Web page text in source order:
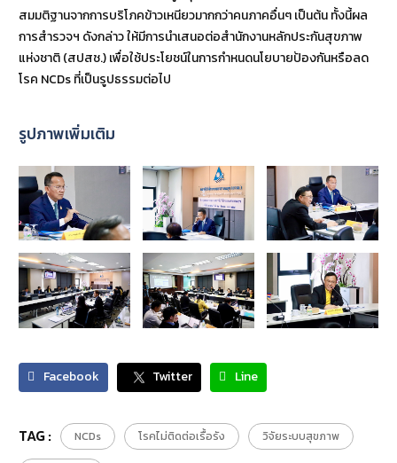
สมมติฐานจากการบริโภคข้าวเหนียวมากกว่าคนภาคอื่นๆ เป็นต้น ทั้งนี้ผล
การสำรวจฯ ดังกล่าว ให้มีการนำเสนอต่อสำนักงานหลักประกันสุขภาพ
แห่งชาติ (สปสช.) เพื่อใช้ประโยชน์ในการกำหนดนโยบายป้องกันหรือลด
โรค NCDs ที่เป็นรูปธรรมต่อไป
รูปภาพเพิ่มเติม
Facebook Twitter Line
TAG : NCDs โรคไม่ติดต่อเรื้อรัง วิจัยระบบสุขภาพ